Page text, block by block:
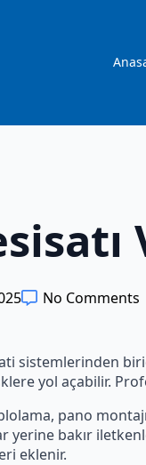
No Comments
sistemlerinden
yol açabilir.
pano
bakır
eklenir.